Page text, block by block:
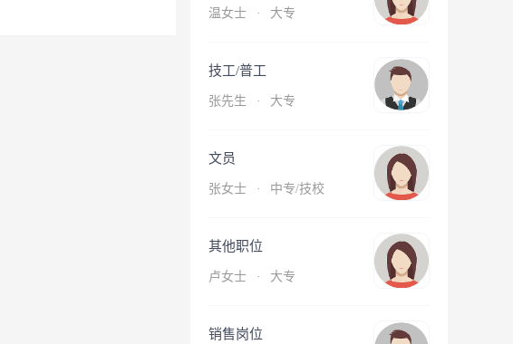
温女士 · 大专
技工/普工
张先生 · 大专
文员
张女士 · 中专/技校
其他职位
卢女士 · 大专
销售岗位